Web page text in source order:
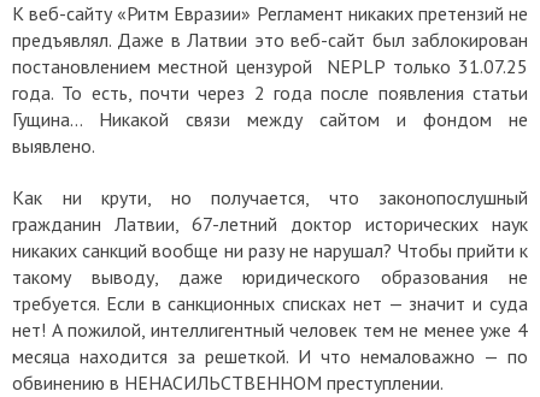
К веб-сайту «Ритм Евразии» Регламент никаких претензий не
предъявлял. Даже в Латвии это веб-сайт был заблокирован
постановлением местной цензурой NEPLP только 31.07.25
года. То есть, почти через 2 года после появления статьи
Гущина… Никакой связи между сайтом и фондом не
выявлено.
Как ни крути, но получается, что законопослушный
гражданин Латвии, 67-летний доктор исторических наук
никаких санкций вообще ни разу не нарушал? Чтобы прийти к
такому выводу, даже юридического образования не
требуется. Если в санкционных списках нет — значит и суда
нет! А пожилой, интеллигентный человек тем не менее уже 4
месяца находится за решеткой. И что немаловажно — по
обвинению в НЕНАСИЛЬСТВЕННОМ преступлении.